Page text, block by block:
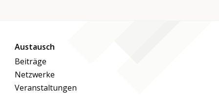
Austausch
Beiträge
Netzwerke
Veranstaltungen